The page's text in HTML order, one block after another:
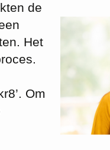
de
Het
Om